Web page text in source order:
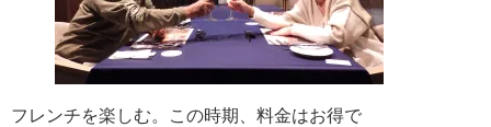
フレンチを楽しむ。この時期、料金はお得で